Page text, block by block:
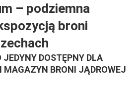
– podziemna
broni
JEDYNY DOSTĘPNY DLA
MAGAZYN BRONI JĄDROWEJ